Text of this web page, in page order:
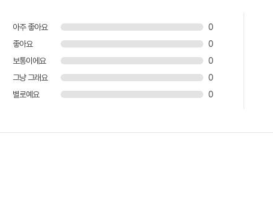
아주 좋아요
0
좋아요
0
보통이에요
0
그냥 그래요
0
별로예요
0